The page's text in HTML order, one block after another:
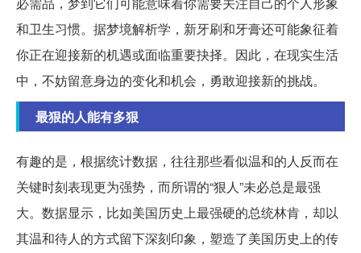
和卫生习惯。据梦境解析学，新牙刷和牙膏还可能象征着
你正在迎接新的机遇或面临重要抉择。因此，在现实生活
中，不妨留意身边的变化和机会，勇敢迎接新的挑战。
最狠的人能有多狠
有趣的是，根据统计数据，往往那些看似温和的人反而在
关键时刻表现更为强势，而所谓的“狠人”未必总是最强
大。数据显示，比如美国历史上最强硬的总统林肯，却以
其温和待人的方式留下深刻印象，塑造了美国历史上的传